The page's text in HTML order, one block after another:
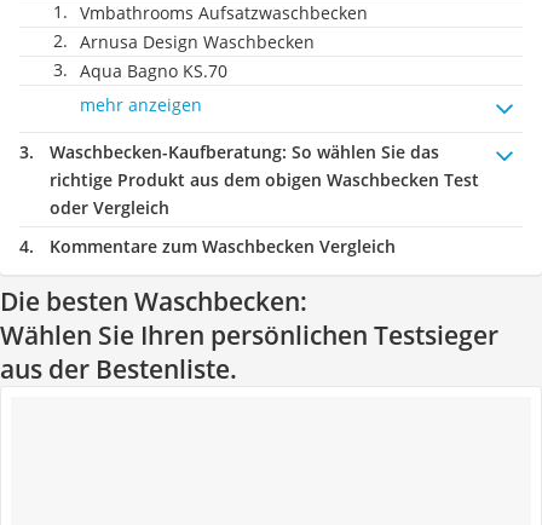
Vmbathrooms Aufsatzwaschbecken
Arnusa Design Waschbecken
Aqua Bagno KS.70
mehr anzeigen
Waschbecken-Kaufberatung: So wählen Sie das
richtige Produkt aus dem obigen Waschbecken Test
oder Vergleich
Kommentare zum Waschbecken Vergleich
Die besten Waschbecken:
Wählen Sie Ihren persönlichen Testsieger
aus der Bestenliste.